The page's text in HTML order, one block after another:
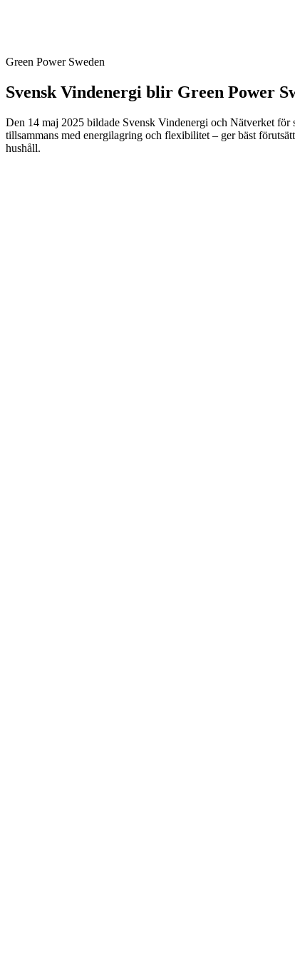
Green Power Sweden
Svensk Vindenergi blir Green Power
Den 14 maj 2025 bildade Svensk Vindenergi och Nätverket
tillsammans med energilagring och flexibilitet – ger bäst
hushåll.